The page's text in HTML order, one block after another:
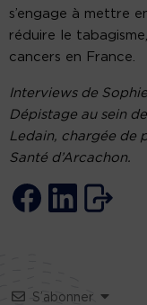
s’engage à mettre
réduire le
cancers en France.
Interviews de
Dépistage au sein
Ledain, chargée de
Santé d’Arcachon.
S’abonner